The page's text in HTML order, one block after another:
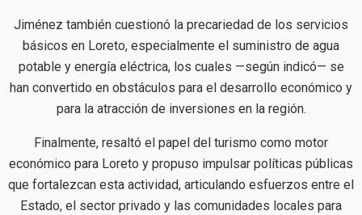
Jiménez también cuestionó la precariedad de los servicios
básicos en Loreto, especialmente el suministro de agua
potable y energía eléctrica, los cuales —según indicó— se
han convertido en obstáculos para el desarrollo económico y
para la atracción de inversiones en la región.
Finalmente, resaltó el papel del turismo como motor
económico para Loreto y propuso impulsar políticas públicas
que fortalezcan esta actividad, articulando esfuerzos entre el
Estado, el sector privado y las comunidades locales para